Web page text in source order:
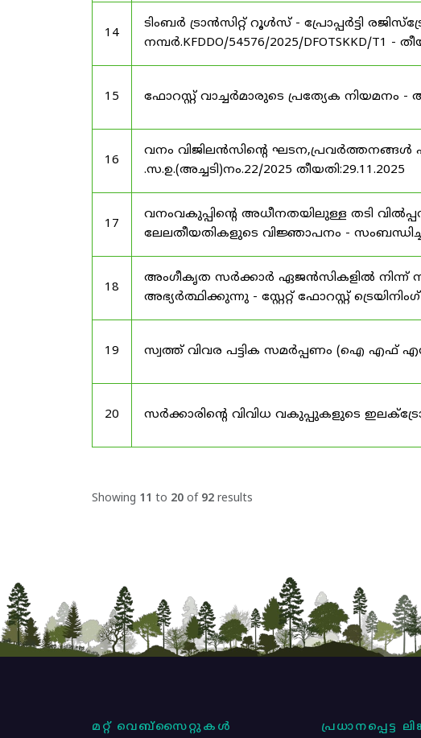
14
ടിംബർ ട്രാൻസിറ്റ് റൂൾസ് - പ്രോപ്പർട്ടി
നമ്പർ.KFDDO/54576/2025/DFOTSKKD/T1 -
15 ഫോറസ്റ്റ് വാച്ചർമാരുടെ പ്രത്യേക നിയമനം -
16
വനം വിജിലൻസിന്റെ ഘടന,പ്രവർത്തനങ്ങൾ
.സ.ഉ.(അച്ചടി)നം.22/2025 തീയതി:29.11.2025
17
വനംവകുപ്പിന്റെ അധീനതയിലുള്ള തടി
ലേലതീയതികളുടെ വിജ്ഞാപനം -
18
അംഗീകൃത സർക്കാർ ഏജൻസികളിൽ
അഭ്യർത്ഥിക്കുന്നു - സ്റ്റേറ്റ് ഫോറസ്റ്റ് ട്രെയിനിംഗ്
19 സ്വത്ത് വിവര പട്ടിക സമർപ്പണം (ഐ എഫ്
20 സർക്കാരിന്റെ വിവിധ വകുപ്പുകളുടെ
Showing 11 to 20 of 92 results
മറ്റ് വെബ്സൈറ്റുകൾ പ്രധാനപ്പെട്ട